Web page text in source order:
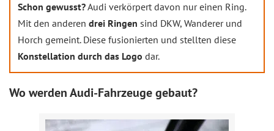
Schon gewusst?Audi verkörpert davon nur einen Ring.
Mit den anderen drei Ringen sind DKW, Wanderer und
Horch gemeint. Diese fusionierten und stellten diese
Konstellation durch das Logo dar.
Wo werden Audi-Fahrzeuge gebaut?